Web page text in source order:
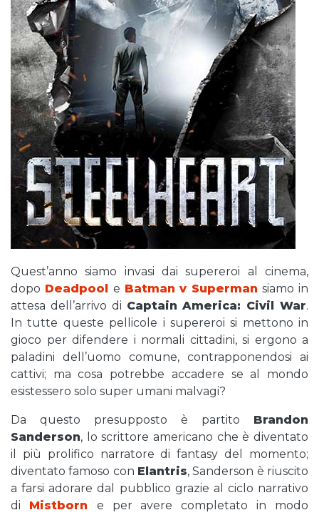
Quest’anno siamo invasi dai supereroi al cinema,
dopo Deadpool e Batman v Superman siamo in
attesa dell’arrivo di Captain America: Civil War.
In tutte queste pellicole i supereroi si mettono in
gioco per difendere i normali cittadini, si ergono a
paladini dell’uomo comune, contrapponendosi ai
cattivi; ma cosa potrebbe accadere se al mondo
esistessero solo super umani malvagi?
Da questo presupposto è partito Brandon
Sanderson, lo scrittore americano che è diventato
il più prolifico narratore di fantasy del momento;
diventato famoso con Elantris, Sanderson è riuscito
a farsi adorare dal pubblico grazie al ciclo narrativo
di Mistborn e per avere completato in modo